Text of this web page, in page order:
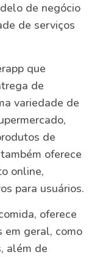
de negócio
de serviços
que
de
variedade de
de
oferece
online,
para usuários.
oferece
em geral, como
além de